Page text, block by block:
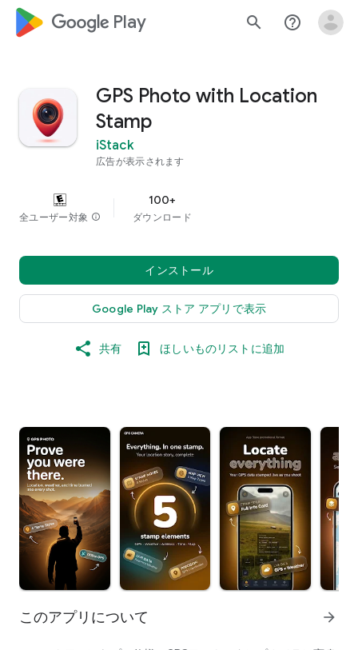
google_logo Play search help_outline
GPS Photo with Location
Stamp
iStack
広告が表示されます
全ユーザー対象 info
100+
ダウンロード
インストール
Google Play ストア アプリで表示
共有 ほしいものリストに追加
このアプリについて arrow_forward